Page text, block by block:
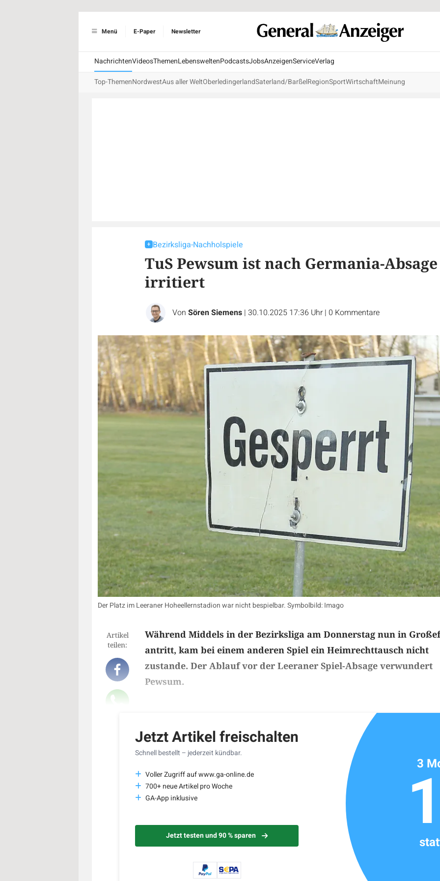
Menü E-Paper Newsletter
NachrichtenVideosThemenLebensweltenPodcastsJobsAnzeigenServiceVerlag
Top-ThemenNordwestAus aller WeltOberledingerlandSaterland/BarßelRegionSportWirtschaftMeinung
Bezirksliga-Nachholspiele
TuS Pewsum ist nach Germania-Absage
irritiert
Von Sören Siemens | 30.10.2025 17:36 Uhr | 0 Kommentare
Der Platz im Leeraner Hoheellernstadion war nicht bespielbar. Symbolbild: Imago
Artikel
teilen:
Während Middels in der Bezirksliga am Donnerstag nun in
antritt, kam bei einem anderen Spiel ein Heimrechttausch nicht
zustande. Der Ablauf vor der Leeraner Spiel-Absage verwundert
Pewsum.
Jetzt Artikel freischalten
Schnell bestellt – jederzeit kündbar.
Voller Zugriff auf www.ga-online.de
700+ neue Artikel pro Woche
GA-App inklusive
Jetzt testen und 90 % sparen
3